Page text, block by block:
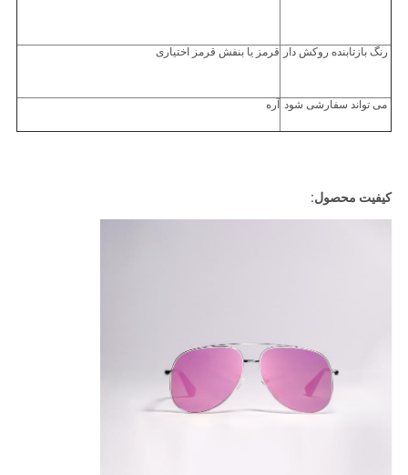
رنگ بازتابنده روکش دار قرمز یا بنفش قرمز اختیاری
می تواند سفارشی شود آره
کیفیت محصول: